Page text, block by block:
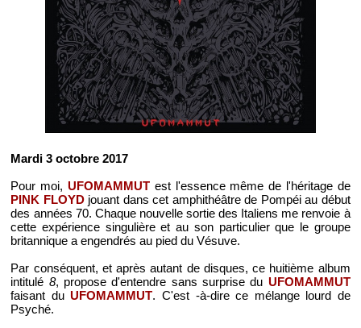
Mardi 3 octobre 2017
Pour moi, UFOMAMMUTest l'essence même de l'héritage de
PINK FLOYDjouant dans cet amphithéâtre de Pompéi au début
des années 70. Chaque nouvelle sortie des Italiens me renvoie à
cette expérience singulière et au son particulier que le groupe
britannique a engendrés au pied du Vésuve.
Par conséquent, et après autant de disques, ce huitième album
intitulé 8, propose d'entendre sans surprise du UFOMAMMUT
faisant duUFOMAMMUT. C'est -à-dire ce mélange lourd de
Psyché.